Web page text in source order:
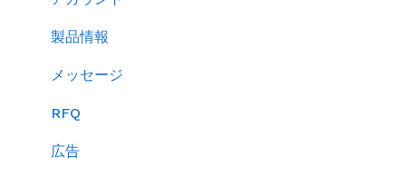
バイヤーからのメッセージに返信する
RFQを使ってバイヤーに売り込む
キーワード広告を利用する
サイトパフォーマンスを分析する
製品情報
メッセージ
RFQ
広告